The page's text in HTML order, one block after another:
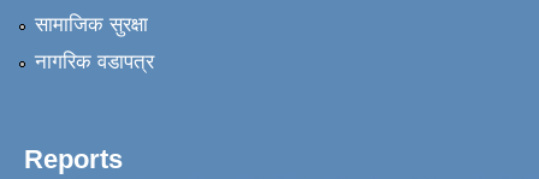
सामाजिक सुरक्षा
नागरिक वडापत्र
Reports